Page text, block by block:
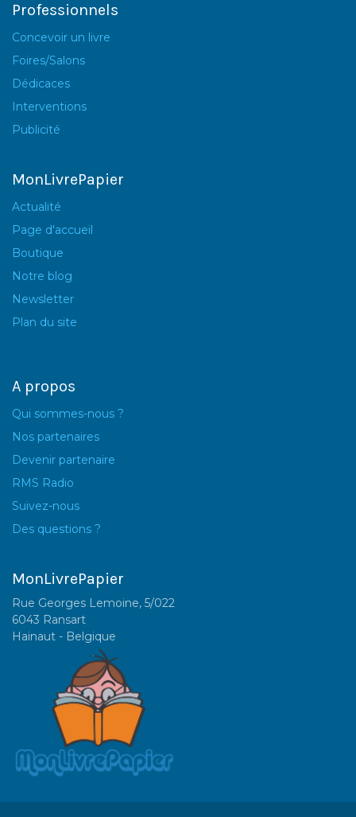
Professionnels
Concevoir un livre
Foires/Salons
Dédicaces
Interventions
Publicité
MonLivrePapier
Actualité
Page d'accueil
Boutique
Notre blog
Newsletter
Plan du site
A propos
Qui sommes-nous ?
Nos partenaires
Devenir partenaire
RMS Radio
Suivez-nous
Des questions ?
MonLivrePapier
Rue Georges Lemoine, 5/022
6043 Ransart
Hainaut - Belgique